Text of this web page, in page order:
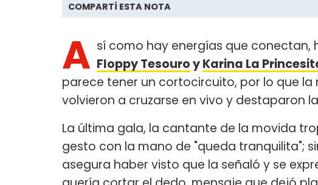
COMPARTÍ ESTA NOTA
A sí como hay energías que conectan,
Floppy TesouroyKarina La
parece tener un cortocircuito, por lo que la
volvieron a cruzarse en vivo y destaparon
La última gala, la cantante de la movida
gesto con la mano de "queda tranquilita";
asegura haber visto que la señaló y se